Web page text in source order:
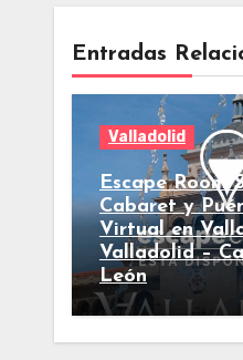
Entradas
Valladolid
Escape Room
Cabaret y
Virtual en
Valladolid –
León